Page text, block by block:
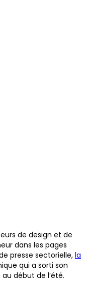
de design et de
dans les pages
presse sectorielle, la
qui a sorti son
début de l’été.